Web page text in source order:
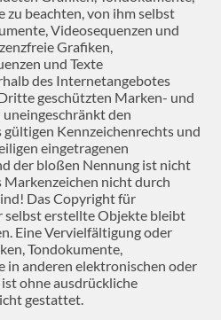
zu beachten, von ihm selbst
Videosequenzen und
Grafiken,
und Texte
des Internetangebotes
geschützten Marken- und
den
Kennzeichenrechts und
eingetragenen
der bloßen Nennung ist nicht
Markenzeichen nicht durch
Das Copyright für
erstellte Objekte bleibt
Eine Vervielfältigung oder
Tondokumente,
in anderen elektronischen oder
ohne ausdrückliche
gestattet.